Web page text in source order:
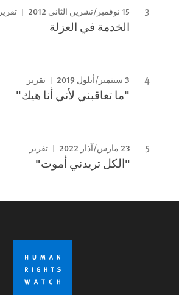
15 نوفمبر/تشرين الثاني 2012 تقرير
الخدمة في العزلة
3 سبتمبر/أيلول 2019 تقرير
"ما تعاقبني لأني أنا هيك"
23 مارس/آذار 2022 تقرير
"الكل تريدني أموت"